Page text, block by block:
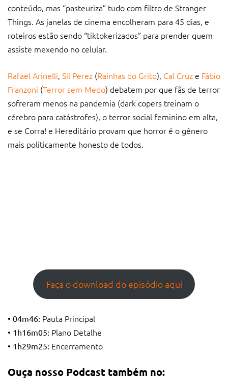
conteúdo, mas “pasteuriza” tudo com filtro de Stranger
Things. As janelas de cinema encolheram para 45 dias, e
roteiros estão sendo “tiktokerizados” para prender quem
assiste mexendo no celular.
Rafael Arinelli, Sil Perez (Rainhas do Grito), Cal Cruz e Fábio
Franzoni (Terror sem Medo) debatem por que fãs de terror
sofreram menos na pandemia (dark copers treinam o
cérebro para catástrofes), o terror social feminino em alta,
e se Corra! e Hereditário provam que horror é o gênero
mais politicamente honesto de todos.
Faça o download do episódio aqui
• 04m46: Pauta Principal
• 1h16m05: Plano Detalhe
• 1h29m25: Encerramento
Ouça nosso Podcast também no: